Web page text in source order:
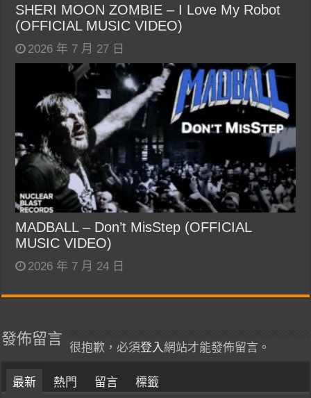
SHERI MOON ZOMBIE – I Love My Robot
(OFFICIAL MUSIC VIDEO)
2026 年 7 月 27 日
MADBALL – Don’t MisStep (OFFICIAL
MUSIC VIDEO)
2026 年 7 月 24 日
發佈留言
很抱歉，必須登入網站才能發佈留言。
最新 熱門 留言 標籤